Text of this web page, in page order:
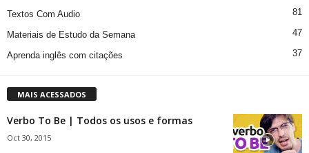
Textos Com Audio 81
Materiais de Estudo da Semana 47
Aprenda inglês com citações 37
MAIS ACESSADOS
Verbo To Be | Todos os usos e formas
Oct 30, 2015